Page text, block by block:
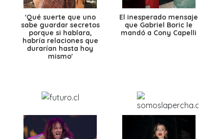
'Qué suerte que uno
sabe guardar secretos
porque si hablara,
habría relaciones que
durarían hasta hoy
mismo'
El inesperado mensaje
que Gabriel Boric le
mandó a Cony Capelli